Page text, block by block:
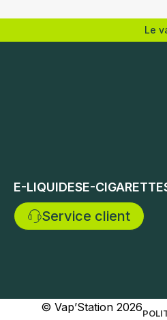
Choix des options
Le
E-LIQUIDESE-
Service client
© Vap’Station 2026